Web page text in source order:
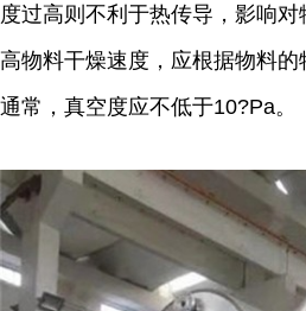
度过高则不利于热传导，影响
高物料干燥速度，应根据物料的
通常，真空度应不低于10?Pa。